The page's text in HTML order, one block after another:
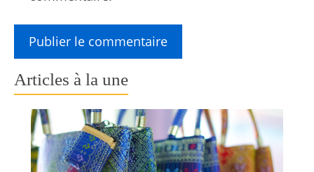
Articles à la une